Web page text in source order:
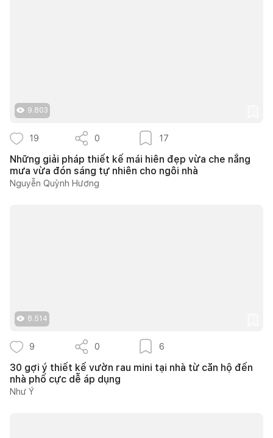
9.803
19 0 17
Những giải pháp thiết kế mái hiên đẹp vừa che nắng
mưa vừa đón sáng tự nhiên cho ngôi nhà
Nguyễn Quỳnh Hương
8.514
9 0 6
30 gợi ý thiết kế vườn rau mini tại nhà từ căn hộ đến
nhà phố cực dễ áp dụng
Như Ý